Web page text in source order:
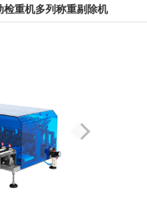
检重机多列称重剔除机